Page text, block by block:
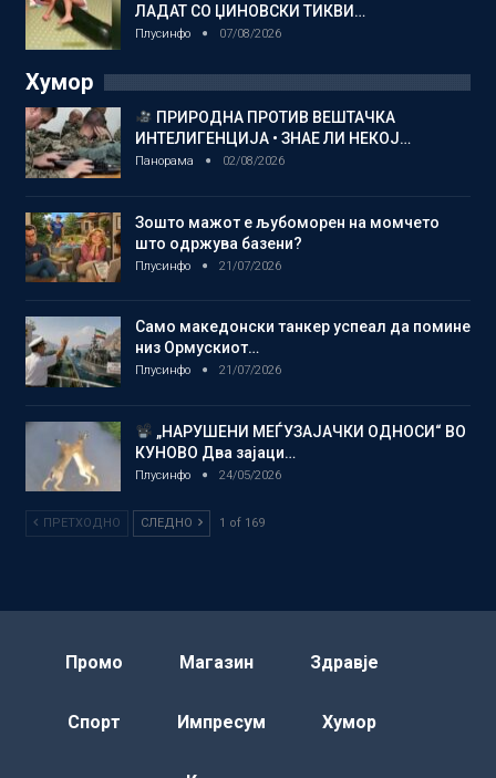
ЛАДАТ СО ЏИНОВСКИ ТИКВИ…
Плусинфо 07/08/2026
Хумор
ПРИРОДНА ПРОТИВ ВЕШТАЧКА
ИНТЕЛИГЕНЦИЈА • ЗНАЕ ЛИ НЕКОЈ…
Панорама 02/08/2026
Зошто мажот е љубоморен на момчето
што одржува базени?
Плусинфо 21/07/2026
Само македонски танкер успеал да помине
низ Ормускиот…
Плусинфо 21/07/2026
„НАРУШЕНИ МЕЃУЗАЈАЧКИ ОДНОСИ“ ВО
КУНОВО Два зајаци…
Плусинфо 24/05/2026
ПРЕТХОДНО СЛЕДНО 1 of 169
Промо Магазин Здравје
Спорт Импресум Хумор